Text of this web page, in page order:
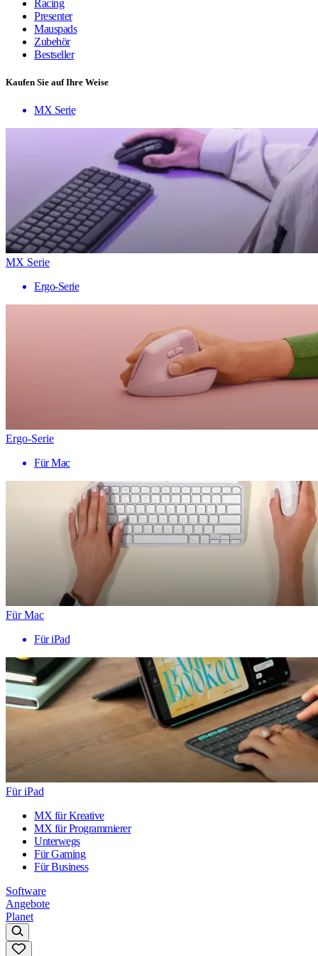
Racing
Presenter
Mauspads
Zubehör
Bestseller
Kaufen Sie auf Ihre Weise
MX Serie
MX Serie
Ergo-Serie
Ergo-Serie
Für Mac
Für Mac
Für iPad
Für iPad
MX für Kreative
MX für Programmierer
Unterwegs
Für Gaming
Für Business
Software
Angebote
Planet